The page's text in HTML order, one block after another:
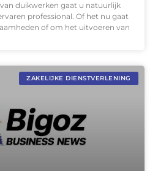
duikwerken gaat u natuurlijk
professional. Of het nu gaat
of om het uitvoeren van
ZAKELIJKE DIENSTVERLENING